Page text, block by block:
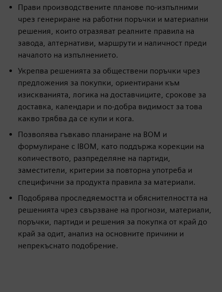
Прави производствените планове по-изпълними
чрез генериране на работни поръчки и материални
решения, които отразяват реалните правила на
завода, алтернативи, маршрути и наличност преди
началото на изпълнението.
Укрепва решенията за обществени поръчки чрез
предложения за покупки, ориентирани към
изискванията, логика на доставчиците, срокове за
доставка, календари и по-добра видимост за това
какво трябва да се купи и кога.
Позволява гъвкаво планиране на BOM и
формулиране с IBOM, като поддържа корекции на
количеството, разпределяне на партиди,
заместители, критерии за повторна употреба и
специфични за продукта правила за материали.
Подобрява проследяемостта и обяснителността на
решенията чрез свързване на прогнози, материали,
поръчки, партиди и решения за покупка от край до
край за одит, анализ на основните причини и
непрекъснато подобрение.